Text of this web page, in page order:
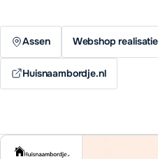
Assen Webshop realisatie
Huisnaambordje.nl